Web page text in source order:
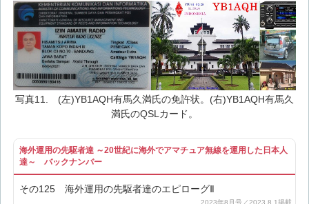
写真11. (左)YB1AQH有馬久満氏の免許状。(右)YB1AQH有馬久
満氏のQSLカード。
海外運用の先駆者達 ～20世紀に海外でアマチュア無線を運用した日本人
達～ バックナンバー
その125 海外運用の先駆者達のエピローグⅡ